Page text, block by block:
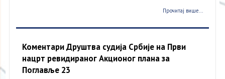
Прочитај више...
Коментари Друштва судија Србије на Први
нацрт ревидираног Акционог плана за
Поглавље 23